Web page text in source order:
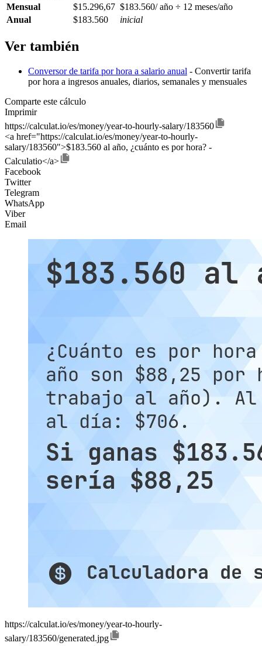
Mensual
$15.296,67 $183.560/ año ÷ 12 meses/año
Anual
$183.560 inicial
Ver también
Conversor de tarifa por hora a salario anual - Convertir tarifa
por hora a ingresos anuales, diarios, semanales y mensuales
Comparte este cálculo
Imprimir
https://calculat.io/es/money/year-to-hourly-salary/183560
<a href="https://calculat.io/es/money/year-to-hourly-
salary/183560">$183.560 al año, ¿cuánto es por hora? -
Calculatio</a>
Facebook
Twitter
Telegram
WhatsApp
Viber
Email
https://calculat.io/es/money/year-to-hourly-
salary/183560/generated.jpg